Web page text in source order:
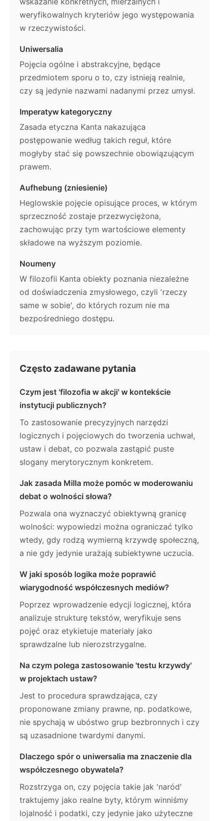
weryfikowalnych kryteriów jego występowania
w rzeczywistości.
Uniwersalia
Pojęcia ogólne i abstrakcyjne, będące
przedmiotem sporu o to, czy istnieją realnie,
czy są jedynie nazwami nadanymi przez umysł.
Imperatyw kategoryczny
Zasada etyczna Kanta nakazująca
postępowanie według takich reguł, które
mogłyby stać się powszechnie obowiązującym
prawem.
Aufhebung (zniesienie)
Heglowskie pojęcie opisujące proces, w którym
sprzeczność zostaje przezwyciężona,
zachowując przy tym wartościowe elementy
składowe na wyższym poziomie.
Noumeny
W filozofii Kanta obiekty poznania niezależne
od doświadczenia zmysłowego, czyli 'rzeczy
same w sobie', do których rozum nie ma
bezpośredniego dostępu.
Często zadawane pytania
Czym jest 'filozofia w akcji' w kontekście
instytucji publicznych?
To zastosowanie precyzyjnych narzędzi
logicznych i pojęciowych do tworzenia uchwał,
ustaw i debat, co pozwala zastąpić puste
slogany merytorycznym konkretem.
Jak zasada Milla może pomóc w moderowaniu
debat o wolności słowa?
Pozwala ona wyznaczyć obiektywną granicę
wolności: wypowiedzi można ograniczać tylko
wtedy, gdy rodzą wymierną krzywdę społeczną,
a nie gdy jedynie urażają subiektywne uczucia.
W jaki sposób logika może poprawić
wiarygodność współczesnych mediów?
Poprzez wprowadzenie edycji logicznej, która
analizuje strukturę tekstów, weryfikuje sens
pojęć oraz etykietuje materiały jako
sprawdzalne lub nierozstrzygalne.
Na czym polega zastosowanie 'testu krzywdy'
w projektach ustaw?
Jest to procedura sprawdzająca, czy
proponowane zmiany prawne, np. podatkowe,
nie spychają w ubóstwo grup bezbronnych i czy
są uzasadnione twardymi danymi.
Dlaczego spór o uniwersalia ma znaczenie dla
współczesnego obywatela?
Rozstrzyga on, czy pojęcia takie jak 'naród'
traktujemy jako realne byty, którym winniśmy
lojalność i podatki, czy jedynie jako użyteczne